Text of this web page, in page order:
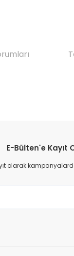
bulunuyor.
E-Bülten'e Kayıt
olarak